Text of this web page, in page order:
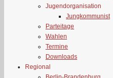
Jugendorganisation
Jungkommunist
Parteitage
Wahlen
Termine
Downloads
Regional